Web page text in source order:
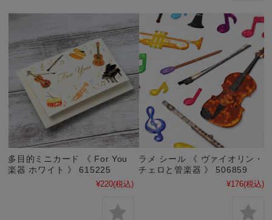
多目的ミニカード 《 For You
楽器 ホワイト 》 615225
¥220(税込)
ラメ シール 《 ヴァイオリン・
チェロと管楽器 》 506859
¥176(税込)